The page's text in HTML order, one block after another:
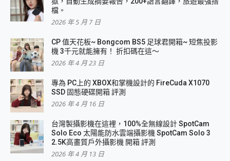
檔。
2026 年 5 月 7 日
CP 值天花板~ Bongcom BS5 足球君開箱~ 短焦投影
機 3千元就能擁有！ 折扣碼在這～
2026 年 4 月 23 日
專為 PC上的 XBOX和掌機設計的 FireCuda X1070
SSD 固態硬碟開箱 評測
2026 年 4 月 16 日
台灣製攝影機在這裡，100%全無線設計 SpotCam
Solo Eco 太陽能防水雲端攝影機 SpotCam Solo 3
2.5K高畫質戶外攝影機 開箱 評測
2026 年 4 月 13 日